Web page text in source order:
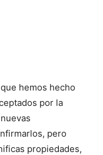
hemos hecho
por la
pero
propiedades,